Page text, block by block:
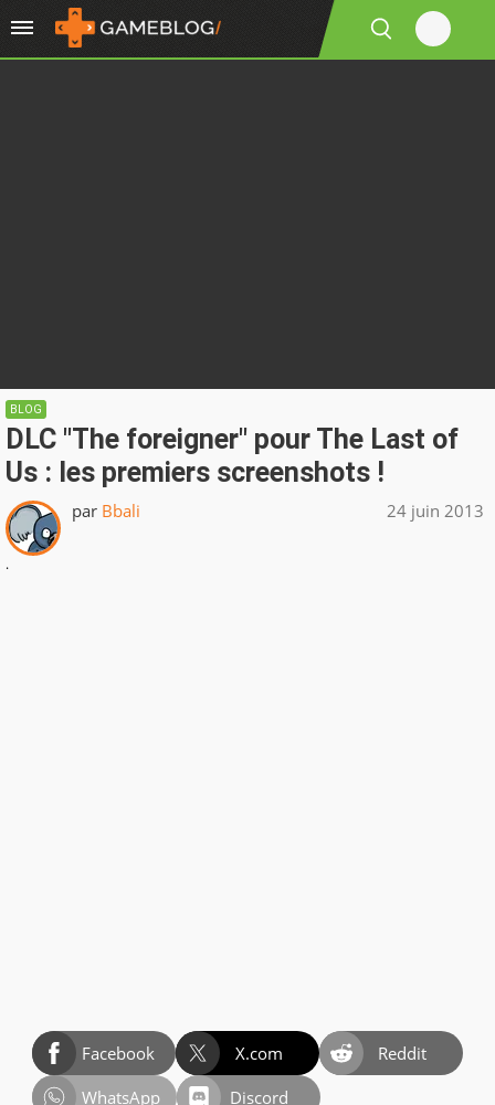
BLOG
DLC "The foreigner" pour The Last of
Us : les premiers screenshots !
par Bbali 24 juin 2013
.
Facebook X.com
Reddit
WhatsApp
Discord